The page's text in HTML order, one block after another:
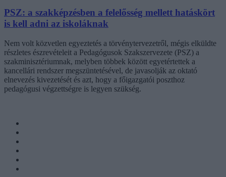
PSZ: a szakképzésben a felelősség mellett hatáskört
is kell adni az iskoláknak
Nem volt közvetlen egyeztetés a törvénytervezetről, mégis elküldte
részletes észrevételeit a Pedagógusok Szakszervezete (PSZ) a
szakminisztériumnak, melyben többek között egyetértettek a
kancellári rendszer megszüntetésével, de javasolják az oktató
elnevezés kivezetését és azt, hogy a főigazgatói poszthoz
pedagógusi végzettségre is legyen szükség.